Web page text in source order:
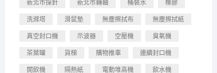
新北市探針 新北市轉軸 桶裝水 橡膠
洗滌塔 滑鼠墊 無塵擦拭布 無塵擦拭紙
真空封口機 示波器 空壓機 臭氧機
茶葉罐 貨梯 購物推車 連續封口機
開飲機 隔熱紙 電動堆高機 飲水機